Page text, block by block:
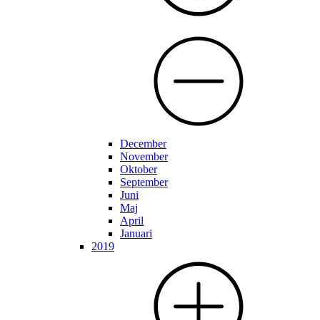
December
November
Oktober
September
Juni
Maj
April
Januari
2019